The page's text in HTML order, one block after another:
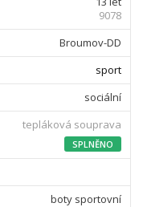
9078
Broumov-DD
sport
sociální
tepláková souprava
SPLNĚNO
boty sportovní